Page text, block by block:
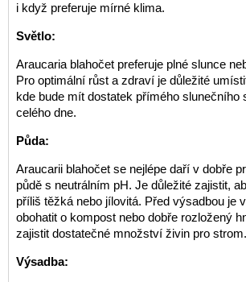
i když preferuje mírné klima.
Světlo:
Araucaria blahočet preferuje plné slunce
Pro optimální růst a zdraví je důležité
kde bude mít dostatek přímého slunečního
celého dne.
Půda:
Araucarii blahočet se nejlépe daří v dobře
půdě s neutrálním pH. Je důležité zajistit,
příliš těžká nebo jílovitá. Před výsadbou je
obohatit o kompost nebo dobře rozložený
zajistit dostatečné množství živin pro strom.
Výsadba: